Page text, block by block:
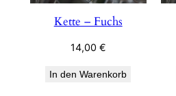
Kette – Fuchs
14,00 €
In den Warenkorb